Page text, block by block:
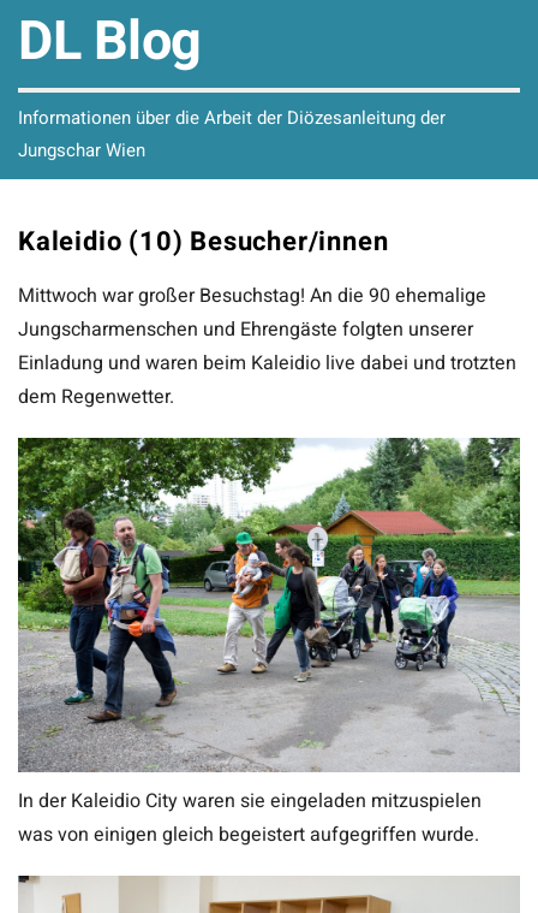
DL Blog
Informationen über die Arbeit der Diözesanleitung der
Jungschar Wien
Kaleidio (10) Besucher/innen
Mittwoch war großer Besuchstag! An die 90 ehemalige
Jungscharmenschen und Ehrengäste folgten unserer
Einladung und waren beim Kaleidio live dabei und trotzten
dem Regenwetter.
In der Kaleidio City waren sie eingeladen mitzuspielen
was von einigen gleich begeistert aufgegriffen wurde.